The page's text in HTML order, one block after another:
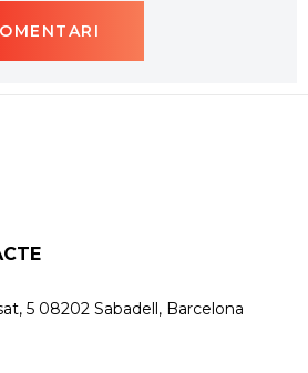
5 08202 Sabadell, Barcelona